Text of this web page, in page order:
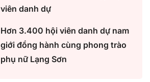
viên danh dự
Hơn 3.400 hội viên danh dự nam
giới đồng hành cùng phong trào
phụ nữ Lạng Sơn